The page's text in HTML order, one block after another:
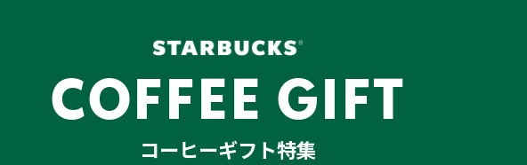
COFFEE GIFT
コーヒーギフト特集